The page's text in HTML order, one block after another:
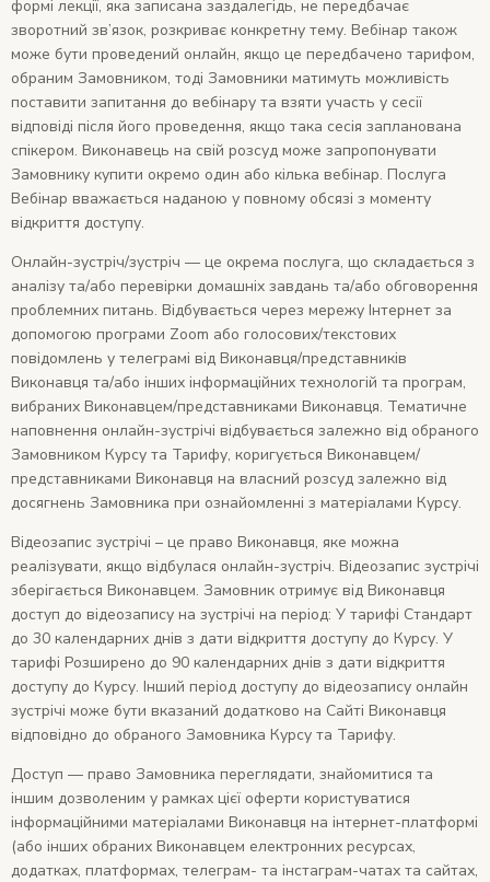
формі лекції, яка записана заздалегідь, не передбачає
зворотний зв’язок, розкриває конкретну тему. Вебінар також
може бути проведений онлайн, якщо це передбачено тарифом,
обраним Замовником, тоді Замовники матимуть можливість
поставити запитання до вебінару та взяти участь у сесії
відповіді після його проведення, якщо така сесія запланована
спікером. Виконавець на свій розсуд може запропонувати
Замовнику купити окремо один або кілька вебінар. Послуга
Вебінар вважається наданою у повному обсязі з моменту
відкриття доступу.
Онлайн-зустріч/зустріч — це окрема послуга, що складається з
аналізу та/або перевірки домашніх завдань та/або обговорення
проблемних питань. Відбувається через мережу Інтернет за
допомогою програми Zoom або голосових/текстових
повідомлень у телеграмі від Виконавця/представників
Виконавця та/або інших інформаційних технологій та програм,
вибраних Виконавцем/представниками Виконавця. Тематичне
наповнення онлайн-зустрічі відбувається залежно від обраного
Замовником Курсу та Тарифу, коригується Виконавцем/
представниками Виконавця на власний розсуд залежно від
досягнень Замовника при ознайомленні з матеріалами Курсу.
Відеозапис зустрічі – це право Виконавця, яке можна
реалізувати, якщо відбулася онлайн-зустріч. Відеозапис зустрічі
зберігається Виконавцем. Замовник отримує від Виконавця
доступ до відеозапису на зустрічі на період: У тарифі Стандарт
до 30 календарних днів з дати відкриття доступу до Курсу. У
тарифі Розширено до 90 календарних днів з дати відкриття
доступу до Курсу. Інший період доступу до відеозапису онлайн
зустрічі може бути вказаний додатково на Сайті Виконавця
відповідно до обраного Замовника Курсу та Тарифу.
Доступ — право Замовника переглядати, знайомитися та
іншим дозволеним у рамках цієї оферти користуватися
інформаційними матеріалами Виконавця на інтернет-платформі
(або інших обраних Виконавцем електронних ресурсах,
додатках, платформах, телеграм- та інстаграм-чатах та сайтах,